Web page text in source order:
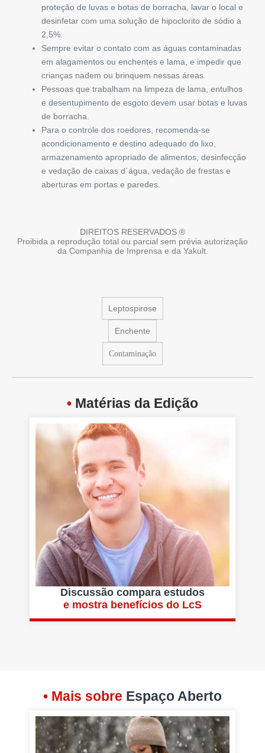
proteção de luvas e botas de borracha, lavar o local e
desinfetar com uma solução de hipoclorito de sódio a
2,5%.
Sempre evitar o contato com as águas contaminadas
em alagamentos ou enchentes e lama, e impedir que
crianças nadem ou brinquem nessas áreas.
Pessoas que trabalham na limpeza de lama, entulhos
e desentupimento de esgoto devem usar botas e luvas
de borracha.
Para o controle dos roedores, recomenda-se
acondicionamento e destino adequado do lixo,
armazenamento apropriado de alimentos, desinfecção
e vedação de caixas d´água, vedação de frestas e
aberturas em portas e paredes.
DIREITOS RESERVADOS ®
Proibida a reprodução total ou parcial sem prévia autorização
da Companhia de Imprensa e da Yakult.
Leptospirose
Enchente
Contaminação
• Matérias da Edição
Discussão compara estudos
e mostra benefícios do LcS
• Mais sobre Espaço Aberto